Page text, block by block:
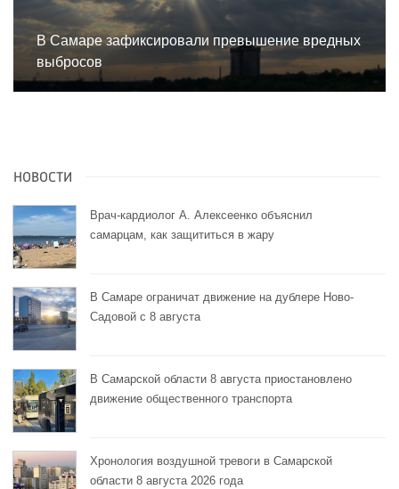
В Самаре зафиксировали превышение вредных
выбросов
НОВОСТИ
Врач-кардиолог А. Алексеенко объяснил
самарцам, как защититься в жару
В Самаре ограничат движение на дублере Ново-
Садовой с 8 августа
В Самарской области 8 августа приостановлено
движение общественного транспорта
Хронология воздушной тревоги в Самарской
области 8 августа 2026 года